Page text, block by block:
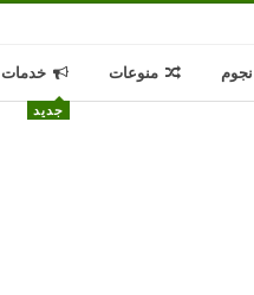
نجوم منوعات خدمات
جديد